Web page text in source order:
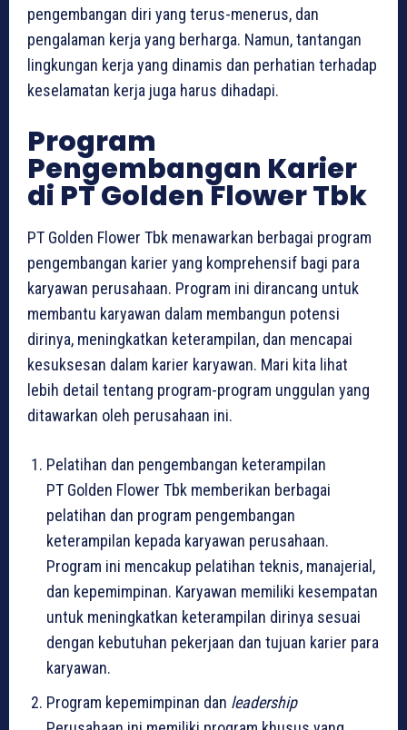
pengembangan diri yang terus-menerus, dan
pengalaman kerja yang berharga. Namun, tantangan
lingkungan kerja yang dinamis dan perhatian terhadap
keselamatan kerja juga harus dihadapi.
Program
Pengembangan Karier
di PT Golden Flower Tbk
PT Golden Flower Tbk menawarkan berbagai program
pengembangan karier yang komprehensif bagi para
karyawan perusahaan. Program ini dirancang untuk
membantu karyawan dalam membangun potensi
dirinya, meningkatkan keterampilan, dan mencapai
kesuksesan dalam karier karyawan. Mari kita lihat
lebih detail tentang program-program unggulan yang
ditawarkan oleh perusahaan ini.
Pelatihan dan pengembangan keterampilan
PT Golden Flower Tbk memberikan berbagai
pelatihan dan program pengembangan
keterampilan kepada karyawan perusahaan.
Program ini mencakup pelatihan teknis, manajerial,
dan kepemimpinan. Karyawan memiliki kesempatan
untuk meningkatkan keterampilan dirinya sesuai
dengan kebutuhan pekerjaan dan tujuan karier para
karyawan.
Program kepemimpinan dan leadership